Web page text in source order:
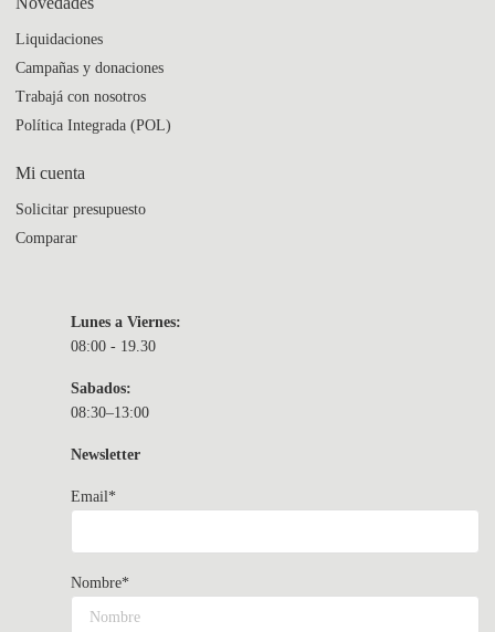
Liquidaciones
Campañas y donaciones
Trabajá con nosotros
Política Integrada (POL)
Mi cuenta
Solicitar presupuesto
Comparar
Lunes a Viernes:
08:00 - 19.30
Sabados:
08:30–13:00
Newsletter
Email*
Nombre*